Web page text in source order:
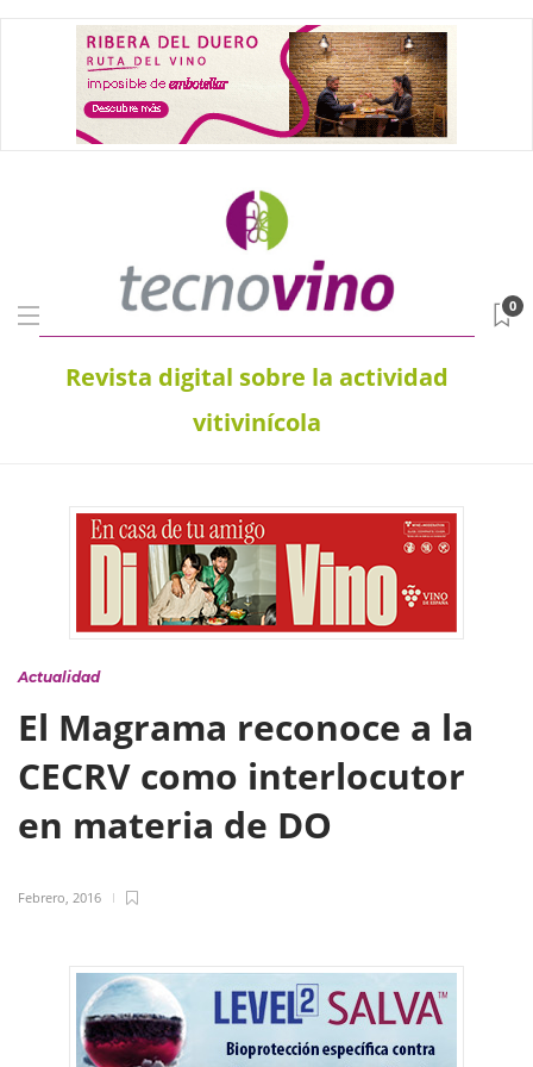
Revista digital sobre la actividad
vitivinícola
0
Actualidad
El Magrama reconoce a la
CECRV como interlocutor
en materia de DO
Febrero, 2016